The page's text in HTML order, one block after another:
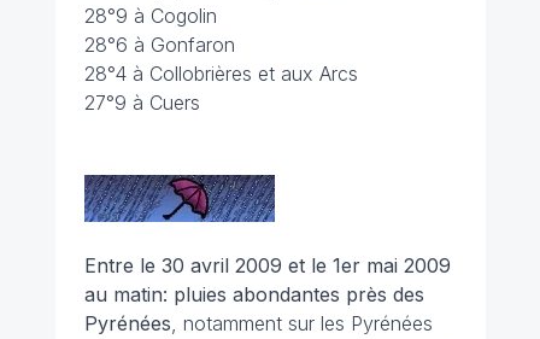
28°9 à Cogolin
28°6 à Gonfaron
28°4 à Collobrières et aux Arcs
27°9 à Cuers
Entre le 30 avril 2009 et le 1er mai 2009
au matin: pluies abondantes près des
Pyrénées, notamment sur les Pyrénées